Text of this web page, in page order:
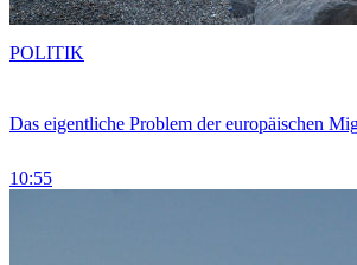
Das eigentliche Problem der europäischen
10:55
POLITIK